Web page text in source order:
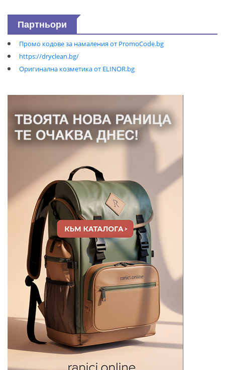
Партньори
Промо кодове за намаления от PromoCode.bg
https://dryclean.bg/
Оригинална козметика от ELINOR.bg